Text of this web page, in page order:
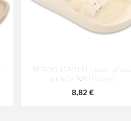
BEFADO 159D131 dámské pěnové
pantofle INBLU béžové
8,82 €